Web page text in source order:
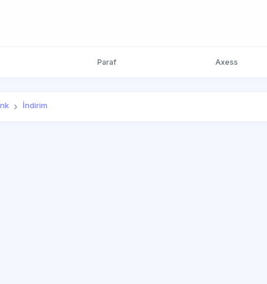
Paraf Axess
İndirim